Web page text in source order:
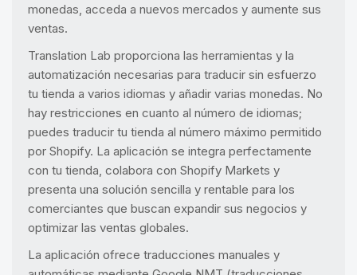
monedas, acceda a nuevos mercados y aumente sus
ventas.
Translation Lab proporciona las herramientas y la
automatización necesarias para traducir sin esfuerzo
tu tienda a varios idiomas y añadir varias monedas. No
hay restricciones en cuanto al número de idiomas;
puedes traducir tu tienda al número máximo permitido
por Shopify. La aplicación se integra perfectamente
con tu tienda, colabora con Shopify Markets y
presenta una solución sencilla y rentable para los
comerciantes que buscan expandir sus negocios y
optimizar las ventas globales.
La aplicación ofrece traducciones manuales y